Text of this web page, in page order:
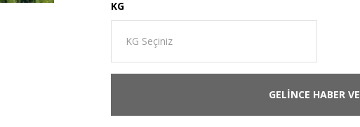
KG
GELİNCE HABER